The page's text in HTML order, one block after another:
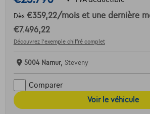
Dès €359,22/mois et une dernière
€7.496,22
Découvrez l’exemple chiffré complet
5004 Namur, Steveny
Comparer
Voir le véhicule